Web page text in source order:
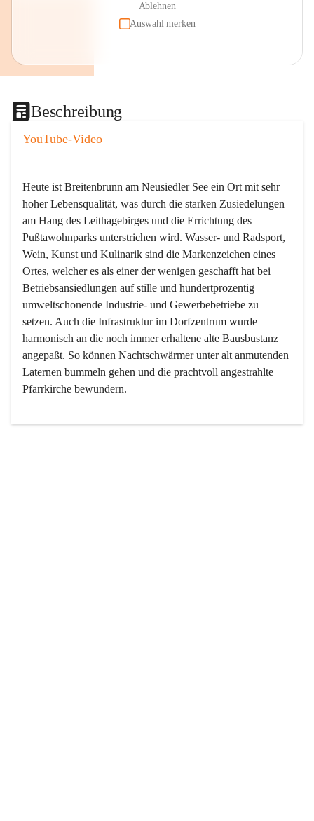
Ablehnen
Auswahl merken
Beschreibung
YouTube-Video
Heute ist Breitenbrunn am Neusiedler See ein Ort mit sehr
hoher Lebensqualität, was durch die starken Zusiedelungen
am Hang des Leithagebirges und die Errichtung des
Pußtawohnparks unterstrichen wird. Wasser- und Radsport,
Wein, Kunst und Kulinarik sind die Markenzeichen eines
Ortes, welcher es als einer der wenigen geschafft hat bei
Betriebsansiedlungen auf stille und hundertprozentig
umweltschonende Industrie- und Gewerbebetriebe zu
setzen. Auch die Infrastruktur im Dorfzentrum wurde
harmonisch an die noch immer erhaltene alte Bausbustanz
angepaßt. So können Nachtschwärmer unter alt anmutenden
Laternen bummeln gehen und die prachtvoll angestrahlte
Pfarrkirche bewundern.
Der Weinbau dominert heute nicht mehr, ist aber integrativer